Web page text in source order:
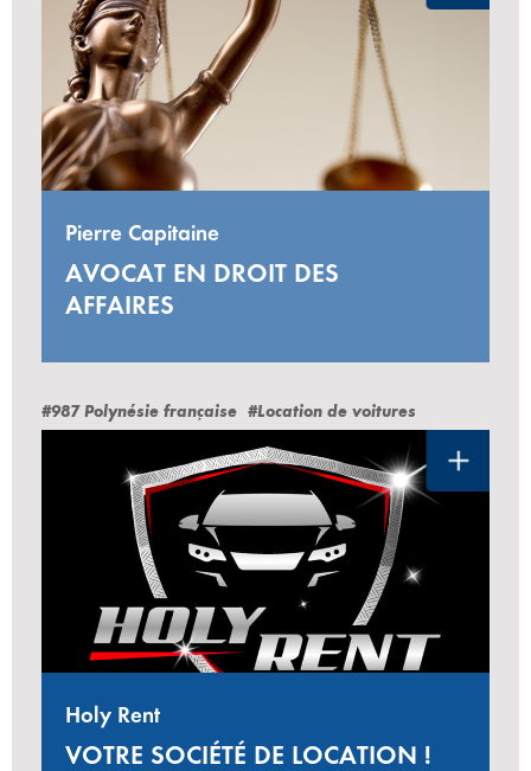
Pierre Capitaine
AVOCAT EN DROIT DES
AFFAIRES
#987 Polynésie française #Location de voitures
Holy Rent
VOTRE SOCIÉTÉ DE LOCATION !